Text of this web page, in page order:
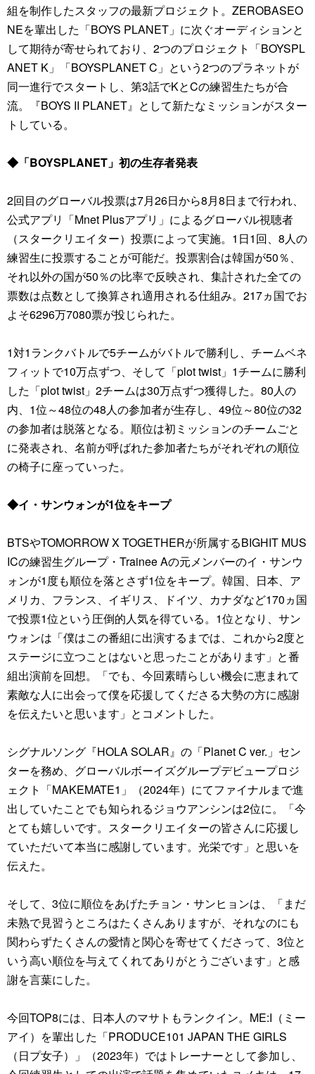
組を制作したスタッフの最新プロジェクト。ZEROBASEO
NEを輩出した「BOYS PLANET」に次ぐオーディションと
して期待が寄せられており、2つのプロジェクト「BOYSPL
ANET K」「BOYSPLANET C」という2つのプラネットが
同一進行でスタートし、第3話でKとCの練習生たちが合
流。『BOYS II PLANET』として新たなミッションがスター
トしている。
◆「BOYSPLANET」初の生存者発表
2回目のグローバル投票は7月26日から8月8日まで行われ、
公式アプリ「Mnet Plusアプリ」によるグローバル視聴者
（スタークリエイター）投票によって実施。1日1回、8人の
練習生に投票することが可能だ。投票割合は韓国が50％、
それ以外の国が50％の比率で反映され、集計された全ての
票数は点数として換算され適用される仕組み。217ヵ国でお
よそ6296万7080票が投じられた。
1対1ランクバトルで5チームがバトルで勝利し、チームベネ
フィットで10万点ずつ、そして「plot twist」1チームに勝利
した「plot twist」2チームは30万点ずつ獲得した。80人の
内、1位～48位の48人の参加者が生存し、49位～80位の32
の参加者は脱落となる。順位は初ミッションのチームごと
に発表され、名前が呼ばれた参加者たちがそれぞれの順位
の椅子に座っていった。
◆イ・サンウォンが1位をキープ
BTSやTOMORROW X TOGETHERが所属するBIGHIT MUS
ICの練習生グループ・Trainee Aの元メンバーのイ・サンウ
ォンが1度も順位を落とさず1位をキープ。韓国、日本、ア
メリカ、フランス、イギリス、ドイツ、カナダなど170ヵ国
で投票1位という圧倒的人気を得ている。1位となり、サン
ウォンは「僕はこの番組に出演するまでは、これから2度と
ステージに立つことはないと思ったことがあります」と番
組出演前を回想。「でも、今回素晴らしい機会に恵まれて
素敵な人に出会って僕を応援してくださる大勢の方に感謝
を伝えたいと思います」とコメントした。
シグナルソング『HOLA SOLAR』の「Planet C ver.」セン
ターを務め、グローバルボーイズグループデビュープロジ
ェクト「MAKEMATE1」（2024年）にてファイナルまで進
出していたことでも知られるジョウアンシンは2位に。「今
とても嬉しいです。スタークリエイターの皆さんに応援し
ていただいて本当に感謝しています。光栄です」と思いを
伝えた。
そして、3位に順位をあげたチョン・サンヒョンは、「まだ
未熟で見習うところはたくさんありますが、それなのにも
関わらずたくさんの愛情と関心を寄せてくださって、3位と
いう高い順位を与えてくれてありがとうございます」と感
謝を言葉にした。
今回TOP8には、日本人のマサトもランクイン。ME:I（ミー
アイ）を輩出した「PRODUCE101 JAPAN THE GIRLS
（日プ女子）」（2023年）ではトレーナーとして参加し、